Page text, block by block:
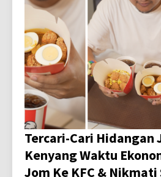
Tercari-Cari Hidangan
Kenyang Waktu
Jom Ke KFC &